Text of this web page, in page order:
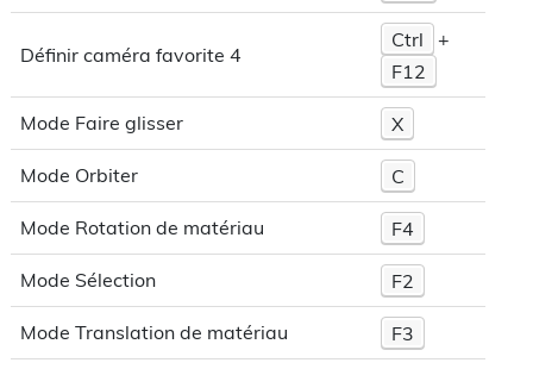
Définir caméra favorite 4
Ctrl
+
F12
Mode Faire glisser X
Mode Orbiter C
Mode Rotation de matériau F4
Mode Sélection F2
Mode Translation de matériau F3